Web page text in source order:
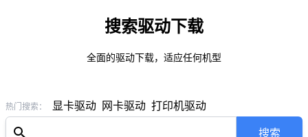
搜索驱动下载
全面的驱动下载，适应任何机型
热门搜索： 显卡驱动 网卡驱动 打印机驱动